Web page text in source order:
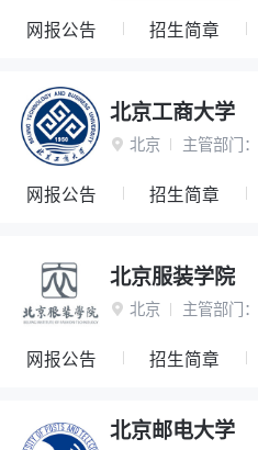
网报公告 招生简章
北京工商大学
 北京 主管部门：
网报公告 招生简章
北京服装学院
 北京 主管部门：
网报公告 招生简章
北京邮电大学